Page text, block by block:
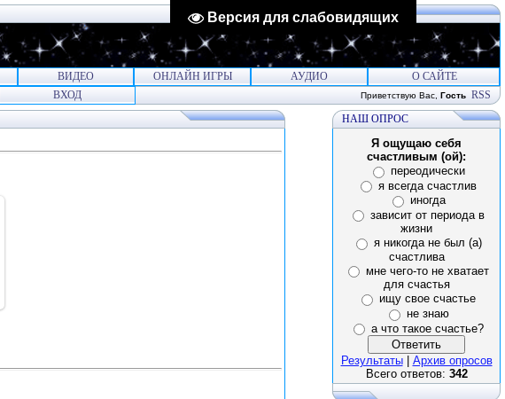
Версия для слабовидящих
ВИДЕО ОНЛАЙН ИГРЫ АУДИО
О САЙТЕ
ВХОД Приветствую Вас Гость RSS
НАШ ОПРОС
Я ощущаю себя
счастливым (ой):
переодически
я всегда счастлив
иногда
зависит от периода в
жизни
я никогда не был (а)
счастлива
мне чего-то не хватает
для счастья
ищу свое счастье
не знаю
а что такое счастье?
Результаты| Архив опросов
Всего ответов: 342